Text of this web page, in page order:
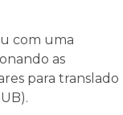
com uma
as
para translado